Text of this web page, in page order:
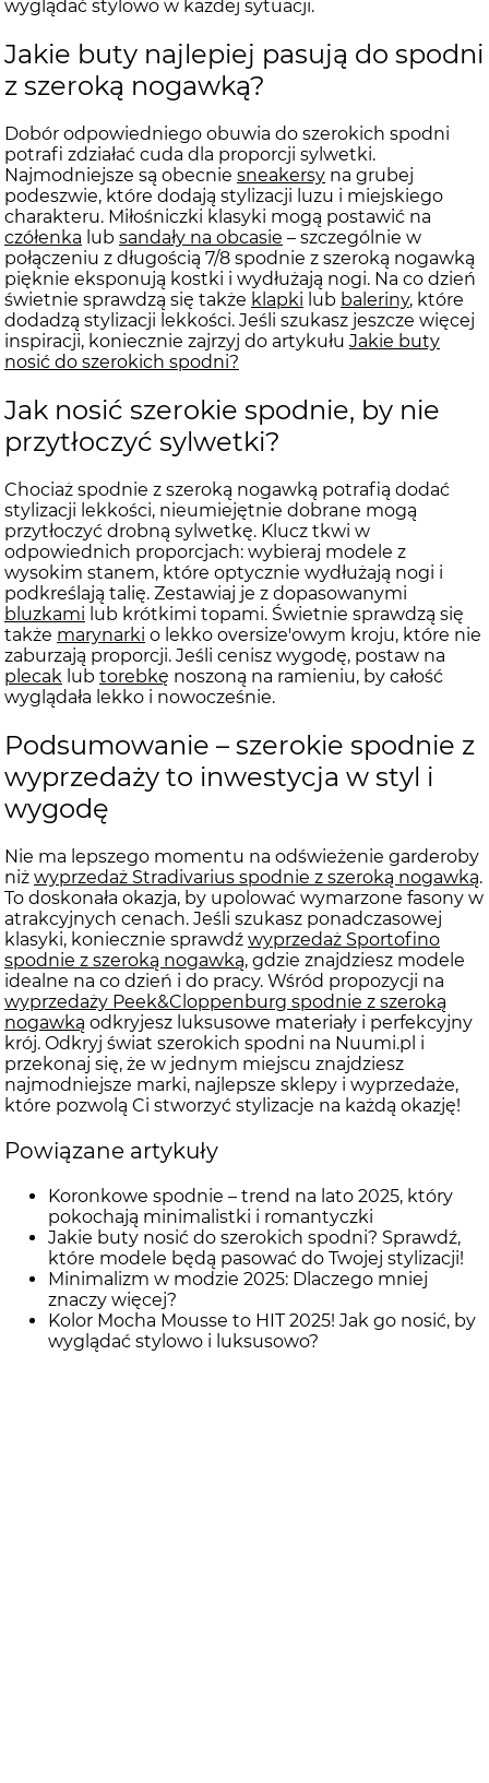
wyglądać stylowo w każdej sytuacji.
Jakie buty najlepiej pasują do spodni
z szeroką nogawką?
Dobór odpowiedniego obuwia do szerokich spodni
potrafi zdziałać cuda dla proporcji sylwetki.
Najmodniejsze są obecnie sneakersy na grubej
podeszwie, które dodają stylizacji luzu i miejskiego
charakteru. Miłośniczki klasyki mogą postawić na
czółenka lub sandały na obcasie – szczególnie w
połączeniu z długością 7/8 spodnie z szeroką nogawką
pięknie eksponują kostki i wydłużają nogi. Na co dzień
świetnie sprawdzą się także klapki lub baleriny, które
dodadzą stylizacji lekkości. Jeśli szukasz jeszcze więcej
inspiracji, koniecznie zajrzyj do artykułu Jakie buty
nosić do szerokich spodni?
Jak nosić szerokie spodnie, by nie
przytłoczyć sylwetki?
Chociaż spodnie z szeroką nogawką potrafią dodać
stylizacji lekkości, nieumiejętnie dobrane mogą
przytłoczyć drobną sylwetkę. Klucz tkwi w
odpowiednich proporcjach: wybieraj modele z
wysokim stanem, które optycznie wydłużają nogi i
podkreślają talię. Zestawiaj je z dopasowanymi
bluzkami lub krótkimi topami. Świetnie sprawdzą się
także marynarki o lekko oversize'owym kroju, które nie
zaburzają proporcji. Jeśli cenisz wygodę, postaw na
plecak lub torebkę noszoną na ramieniu, by całość
wyglądała lekko i nowocześnie.
Podsumowanie – szerokie spodnie z
wyprzedaży to inwestycja w styl i
wygodę
Nie ma lepszego momentu na odświeżenie garderoby
niż wyprzedaż Stradivarius spodnie z szeroką nogawką.
To doskonała okazja, by upolować wymarzone fasony w
atrakcyjnych cenach. Jeśli szukasz ponadczasowej
klasyki, koniecznie sprawdź wyprzedaż Sportofino
spodnie z szeroką nogawką, gdzie znajdziesz modele
idealne na co dzień i do pracy. Wśród propozycji na
wyprzedaży Peek&Cloppenburg spodnie z szeroką
nogawką odkryjesz luksusowe materiały i perfekcyjny
krój. Odkryj świat szerokich spodni na Nuumi.pl i
przekonaj się, że w jednym miejscu znajdziesz
najmodniejsze marki, najlepsze sklepy i wyprzedaże,
które pozwolą Ci stworzyć stylizacje na każdą okazję!
Powiązane artykuły
Koronkowe spodnie – trend na lato 2025, który
pokochają minimalistki i romantyczki
Jakie buty nosić do szerokich spodni? Sprawdź,
które modele będą pasować do Twojej stylizacji!
Minimalizm w modzie 2025: Dlaczego mniej
znaczy więcej?
Kolor Mocha Mousse to HIT 2025! Jak go nosić, by
wyglądać stylowo i luksusowo?